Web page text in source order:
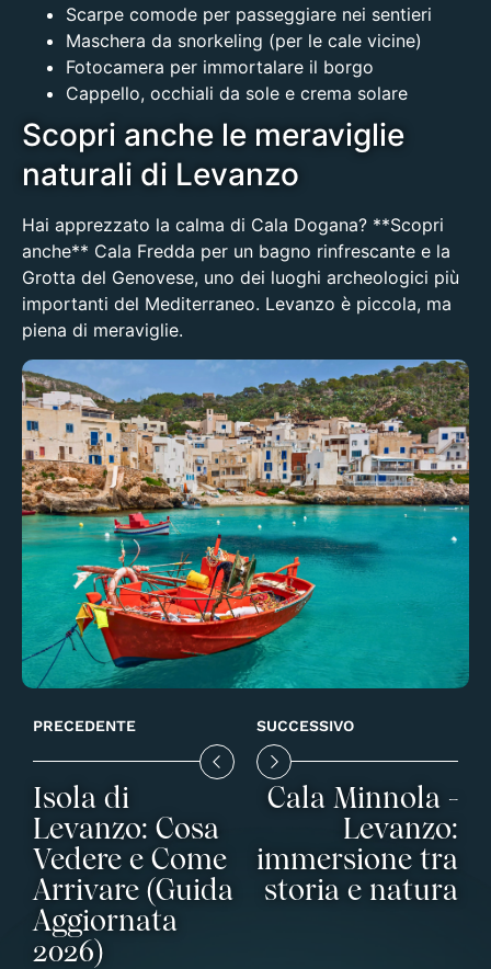
Scarpe comode per passeggiare nei sentieri
Maschera da snorkeling (per le cale vicine)
Fotocamera per immortalare il borgo
Cappello, occhiali da sole e crema solare
Scopri anche le meraviglie
naturali di Levanzo
Hai apprezzato la calma di Cala Dogana? **Scopri
anche** Cala Fredda per un bagno rinfrescante e la
Grotta del Genovese, uno dei luoghi archeologici più
importanti del Mediterraneo. Levanzo è piccola, ma
piena di meraviglie.
PRECEDENTE
Isola di
Levanzo: Cosa
Vedere e Come
Arrivare (Guida
Aggiornata
2026)
SUCCESSIVO
Cala Minnola -
Levanzo:
immersione tra
storia e natura